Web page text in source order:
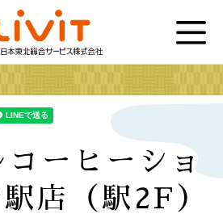
コーヒーショ
店（駅2F）